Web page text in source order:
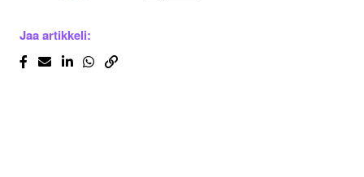
Jaa artikkeli: